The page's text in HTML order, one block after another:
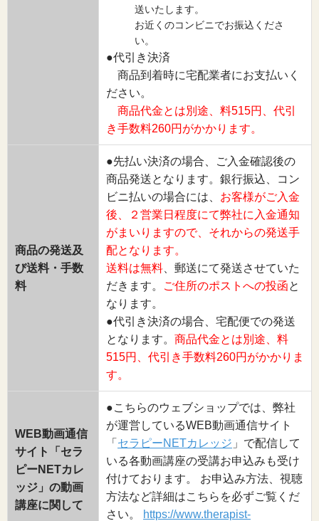
送いたします。
お近くのコンビニでお振込くださ
い。
●代引き決済
商品到着時に宅配業者にお支払いく
ださい。
商品代金とは別途、料515円、代引
き手数料260円がかかります。
商品の発送及
び送料・手数
料
●先払い決済の場合、ご入金確認後の
商品発送となります。銀行振込、コン
ビニ払いの場合には、 お客様がご入金
後、２営業日程度にて弊社に入金通知
がまいりますので、それからの発送手
配となります。
送料は無料 、郵送にて発送させていた
だきます。
ご住所のポストへの投函と
なります。
●代引き決済の場合、宅配便での発送
となります。 商品代金とは別途、料
515円、代引き手数料260円がかかりま
す。
WEB動画通信
サイト「セラ
ピーNETカレ
ッジ」の動画
講座に関して
●こちらのウェブショップでは、弊社
が運営しているWEB動画通信サイト
「 セラピーNETカレッジ 」で配信して
いる各動画講座の受講お申込みも受け
付けております。 お申込み方法、視聴
方法など詳細はこちらを必ずご覧くだ
さい。
https://www.therapist-